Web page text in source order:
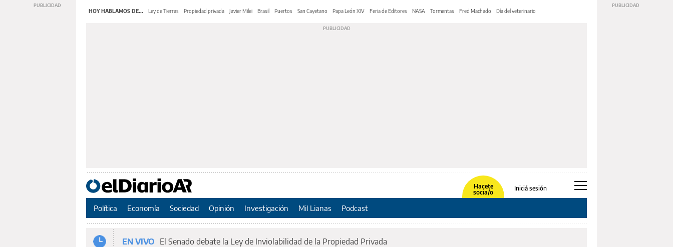
HOY HABLAMOS DE... Ley de Tierras Propiedad privada Javier Milei Brasil Puertos San Cayetano Papa León XIV Feria de Editores NASA Tormentas Fred Machado Día del veterinario
Hacete
socia/o
Iniciá sesión
Política Economía Sociedad Opinión Investigación Mil Lianas Podcast
EN VIVO El Senado debate la Ley de Inviolabilidad de la Propiedad Privada